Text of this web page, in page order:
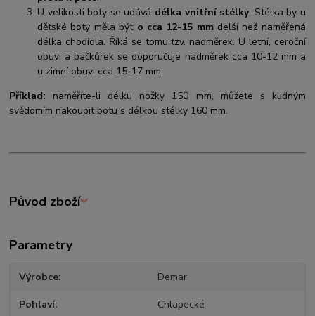
U velikosti boty se udává délka vnitřní stélky. Stélka by u
dětské boty měla být o cca 12-15 mmdelší než naměřená
délka chodidla. Říká se tomu tzv. nadměrek. U letní, ceroční
obuvi a bačkůrek se doporučuje nadměrek cca 10-12 mm a
u zimní obuvi cca 15-17 mm.
Příklad: naměříte-li délku nožky 150 mm, můžete s klidným
svědomím nakoupit botu s délkou stélky 160 mm.
Původ zboží
Parametry
Výrobce Demar
Pohlaví Chlapecké